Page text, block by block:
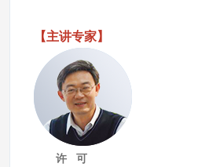
【主讲专家】
许 可